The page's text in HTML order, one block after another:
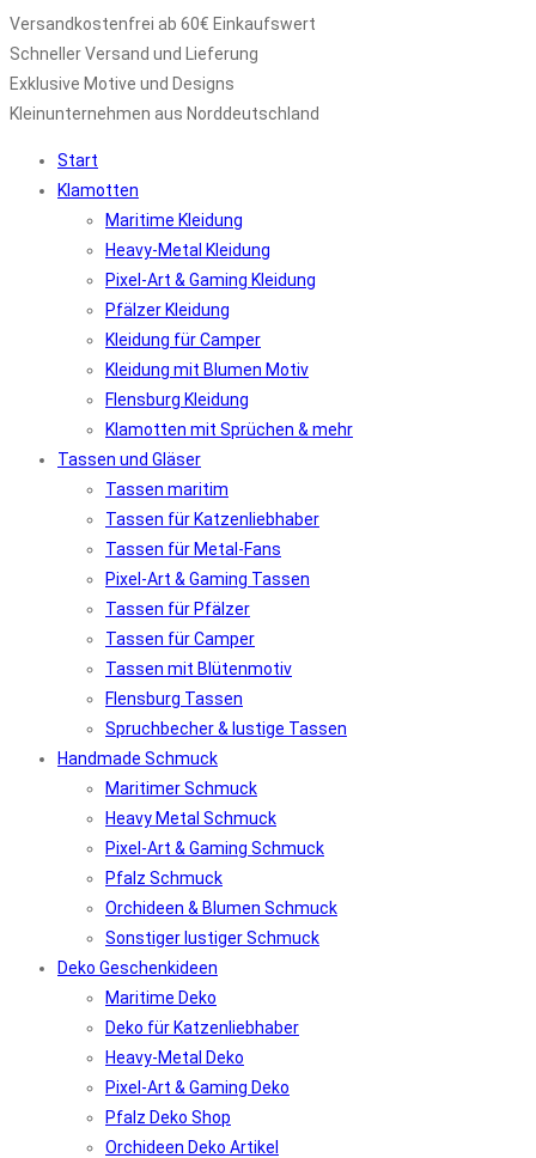
Versandkostenfrei ab 60€ Einkaufswert
Schneller Versand und Lieferung
Exklusive Motive und Designs
Kleinunternehmen aus Norddeutschland
Start
Klamotten
Maritime Kleidung
Heavy-Metal Kleidung
Pixel-Art & Gaming Kleidung
Pfälzer Kleidung
Kleidung für Camper
Kleidung mit Blumen Motiv
Flensburg Kleidung
Klamotten mit Sprüchen & mehr
Tassen und Gläser
Tassen maritim
Tassen für Katzenliebhaber
Tassen für Metal-Fans
Pixel-Art & Gaming Tassen
Tassen für Pfälzer
Tassen für Camper
Tassen mit Blütenmotiv
Flensburg Tassen
Spruchbecher & lustige Tassen
Handmade Schmuck
Maritimer Schmuck
Heavy Metal Schmuck
Pixel-Art & Gaming Schmuck
Pfalz Schmuck
Orchideen & Blumen Schmuck
Sonstiger lustiger Schmuck
Deko Geschenkideen
Maritime Deko
Deko für Katzenliebhaber
Heavy-Metal Deko
Pixel-Art & Gaming Deko
Pfalz Deko Shop
Orchideen Deko Artikel